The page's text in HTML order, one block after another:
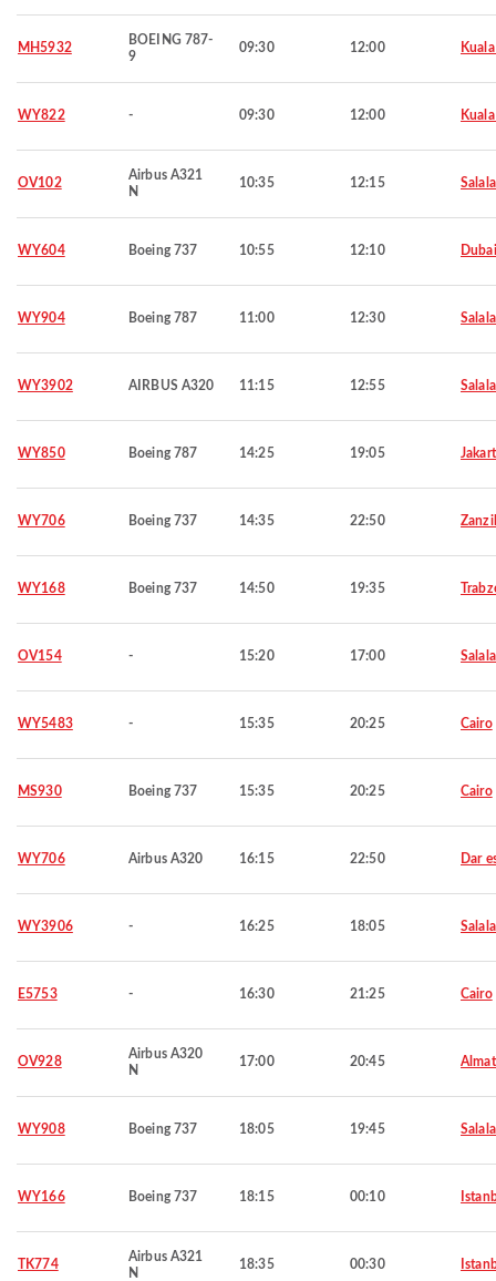
MH5932
BOEING 787-
9
09:30 12:00
WY822 - 09:30 12:00
OV102
Airbus A321
N
10:35 12:15
WY604 Boeing 737 10:55 12:10 Dubai
WY904 Boeing 787 11:00 12:30
WY3902 AIRBUS A320 11:15 12:55
WY850 Boeing 787 14:25 19:05
WY706 Boeing 737 14:35 22:50
WY168 Boeing 737 14:50 19:35
OV154 - 15:20 17:00
WY5483 - 15:35 20:25 Cairo
MS930 Boeing 737 15:35 20:25 Cairo
WY706 Airbus A320 16:15 22:50 Dar
WY3906 - 16:25 18:05
E5753 - 16:30 21:25 Cairo
OV928
Airbus A320
N
17:00 20:45
WY908 Boeing 737 18:05 19:45
WY166 Boeing 737 18:15 00:10
TK774
Airbus A321
N
18:35 00:30